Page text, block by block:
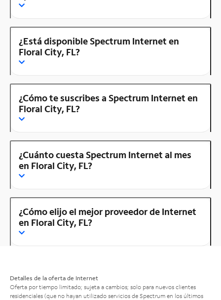
¿Está disponible Spectrum Internet en
Floral City, FL?
¿Cómo te suscribes a Spectrum Internet en
Floral City, FL?
¿Cuánto cuesta Spectrum Internet al mes
en Floral City, FL?
¿Cómo elijo el mejor proveedor de Internet
en Floral City, FL?
Detalles de la oferta de Internet
Oferta por tiempo limitado; sujeta a cambios; solo para nuevos clientes
residenciales (que no hayan utilizado servicios de Spectrum en los últimos